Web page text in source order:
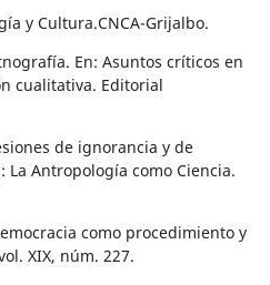
y Cultura.CNCA-Grijalbo.
En: Asuntos críticos en
cualitativa. Editorial
de ignorancia y de
La Antropología como Ciencia.
como procedimiento y
XIX, núm. 227.